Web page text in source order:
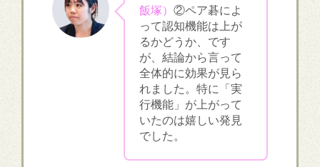
飯塚） ②ペア碁によ
って認知機能は上が
るかどうか、です
が、結論から言って
全体的に効果が見ら
れました。特に「実
行機能」が上がって
いたのは嬉しい発見
でした。